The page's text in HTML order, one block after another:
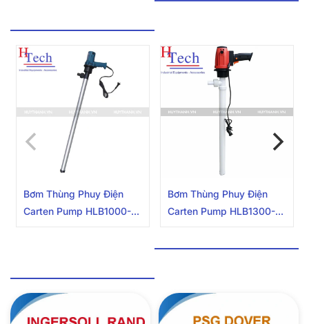
Bơm Thùng Phuy Điện
Carten Pump HLB1000-
Bơm Thùng Phuy Điện
Carten Pump HLB1300-